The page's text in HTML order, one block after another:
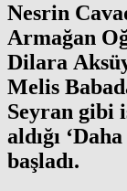
Nesrin
Armağan
Dilara
Melis
Seyran gibi
aldığı
başladı.